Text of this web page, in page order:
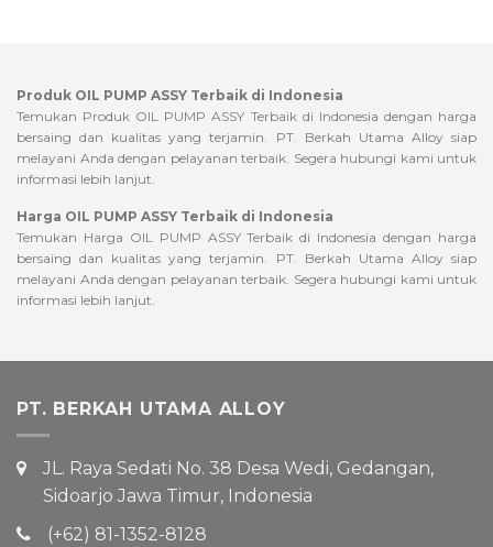
Produk OIL PUMP ASSY Terbaik di Indonesia
Temukan Produk OIL PUMP ASSY Terbaik di Indonesia dengan harga
bersaing dan kualitas yang terjamin. PT. Berkah Utama Alloy siap
melayani Anda dengan pelayanan terbaik. Segera hubungi kami untuk
informasi lebih lanjut.
Harga OIL PUMP ASSY Terbaik di Indonesia
Temukan Harga OIL PUMP ASSY Terbaik di Indonesia dengan harga
bersaing dan kualitas yang terjamin. PT. Berkah Utama Alloy siap
melayani Anda dengan pelayanan terbaik. Segera hubungi kami untuk
informasi lebih lanjut.
PT. BERKAH UTAMA ALLOY
JL. Raya Sedati No. 38 Desa Wedi, Gedangan,
Sidoarjo Jawa Timur, Indonesia
(+62) 81-1352-8128